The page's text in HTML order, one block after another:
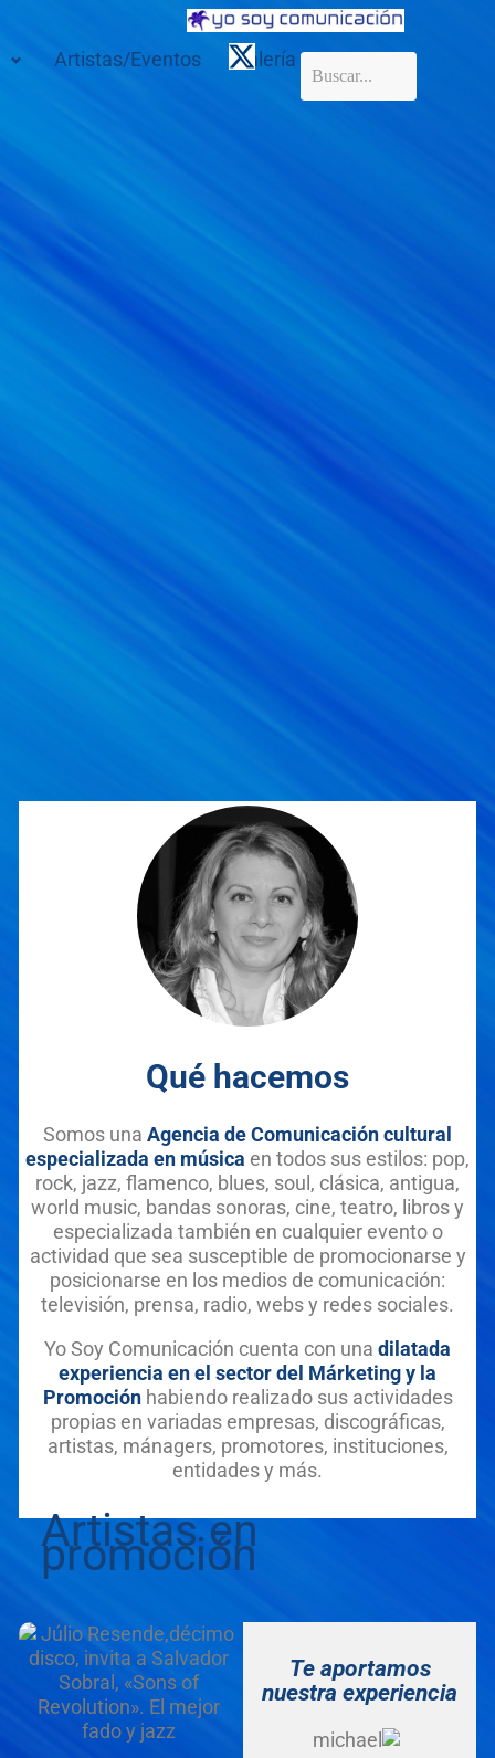
Artistas/Eventos Galería Contacto
Qué hacemos
Somos una Agencia de Comunicación cultural
especializada en música en todos sus estilos: pop,
rock, jazz, flamenco, blues, soul, clásica, antigua,
world music, bandas sonoras, cine, teatro, libros y
especializada también en cualquier evento o
actividad que sea susceptible de promocionarse y
posicionarse en los medios de comunicación:
televisión, prensa, radio, webs y redes sociales.
Yo Soy Comunicación cuenta con una dilatada
experiencia en el sector del Márketing y la
Promociónhabiendo realizado sus actividades
propias en variadas empresas, discográficas,
artistas, mánagers, promotores, instituciones,
entidades y más.
Artistas en
promoción
Te aportamos
nuestra experiencia